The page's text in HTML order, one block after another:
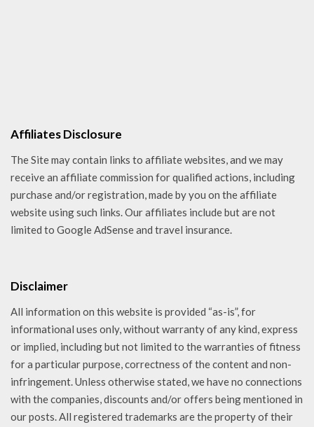
Affiliates Disclosure
The Site may contain links to affiliate websites, and we may
receive an affiliate commission for qualified actions, including
purchase and/or registration, made by you on the affiliate
website using such links. Our affiliates include but are not
limited to Google AdSense and travel insurance.
Disclaimer
All information on this website is provided “as-is”, for
informational uses only, without warranty of any kind, express
or implied, including but not limited to the warranties of fitness
for a particular purpose, correctness of the content and non-
infringement. Unless otherwise stated, we have no connections
with the companies, discounts and/or offers being mentioned in
our posts. All registered trademarks are the property of their